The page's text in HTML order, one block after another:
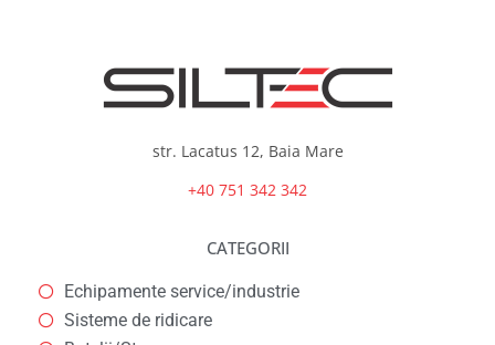
str. Lacatus 12, Baia Mare
+40 751 342 342
CATEGORII
Echipamente service/industrie
Sisteme de ridicare